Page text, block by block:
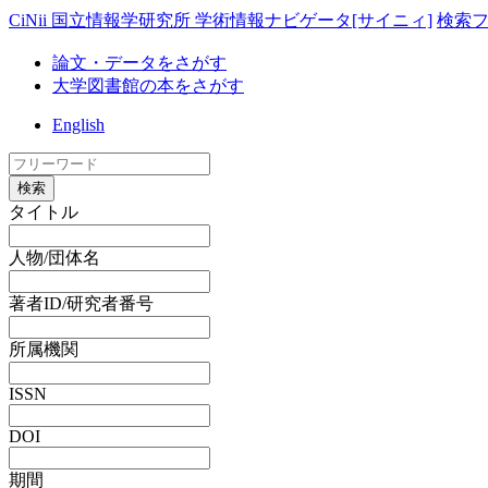
CiNii 国立情報学研究所 学術情報ナビゲータ[サイニィ] 検索
論文・データをさがす
大学図書館の本をさがす
English
検索
タイトル
人物/団体名
著者ID/研究者番号
所属機関
ISSN
DOI
期間